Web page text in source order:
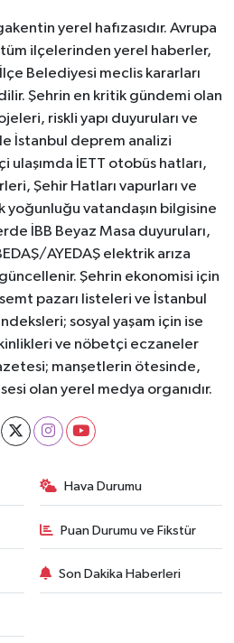
yerel hafızasıdır. Avrupa
tüm ilçelerinden yerel haberler,
Belediyesi meclis kararları
Şehrin en kritik gündemi olan
riskli yapı duyuruları ve
İstanbul deprem analizi
ulaşımda İETT otobüs hatları,
Şehir Hatları vapurları ve
yoğunluğu vatandaşın bilgisine
İBB Beyaz Masa duyuruları,
AYEDAŞ elektrik arıza
Şehrin ekonomisi için
pazarı listeleri ve İstanbul
sosyal yaşam için ise
ve nöbetçi eczaneler
manşetlerin ötesinde,
olan yerel medya organıdır.
Hava Durumu
Puan Durumu ve Fikstür
Son Dakika Haberleri